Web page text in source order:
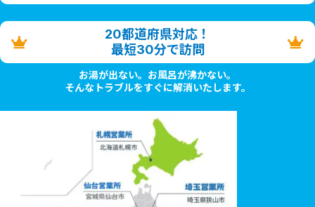
20都道府県対応！
最短30分で訪問
お湯が出ない。お風呂が沸かない。
そんなトラブルをすぐに解消いたします。